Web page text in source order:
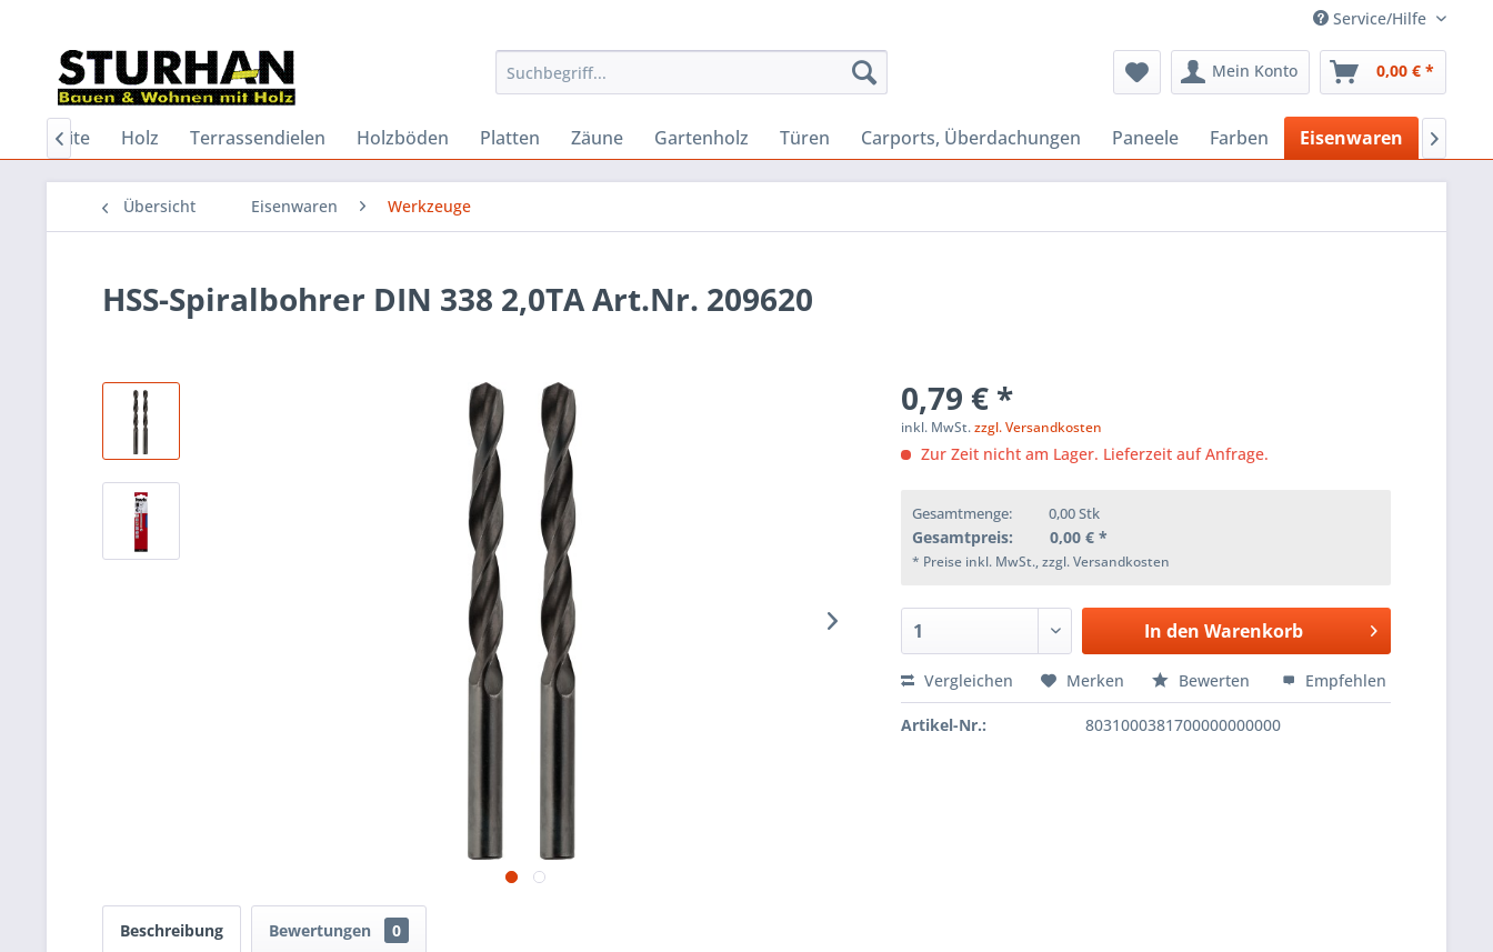
Service/Hilfe
Mein Konto 0,00 € *
Startseite Holz Terrassendielen Holzböden Platten Zäune Gartenholz Türen Carports, Überdachungen Paneele Farben Eisenwaren
 
Übersicht Eisenwaren Werkzeuge
HSS-Spiralbohrer DIN 338 2,0TA Art.Nr. 209620
0,79 € *
inkl. MwSt.zzgl. Versandkosten
Zur Zeit nicht am Lager. Lieferzeit auf Anfrage.
Gesamtmenge: 0,00Stk
Gesamtpreis: 0,00 € *
* Preise inkl. MwSt., zzgl. Versandkosten
In den Warenkorb
Vergleichen Merken Bewerten Empfehlen
Artikel-Nr.: 8031000381700000000000
Beschreibung Bewertungen 0